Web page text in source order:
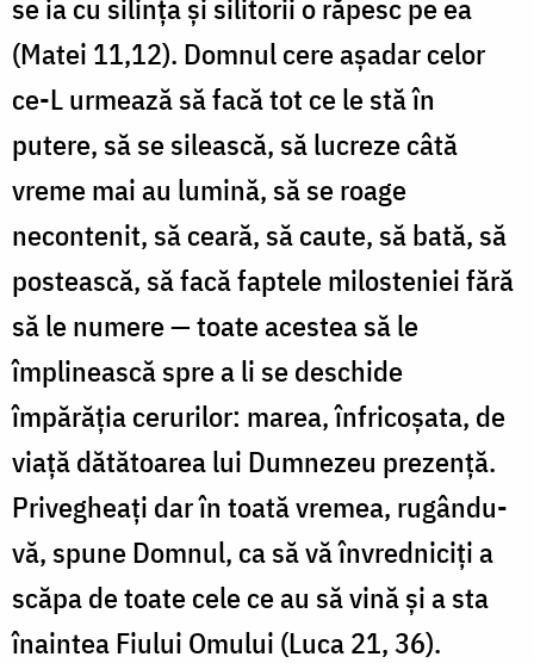
se ia cu silinţa şi silitorii o răpesc pe ea
(Matei 11,12). Domnul cere aşadar celor
ce-L urmează să facă tot ce le stă în
putere, să se silească, să lucreze câtă
vreme mai au lumină, să se roage
necontenit, să ceară, să caute, să bată, să
postească, să facă faptele milosteniei fără
să le numere — toate acestea să le
împlinească spre a li se deschide
împărăţia ceru­rilor: marea, înfricoşata, de
viaţă dătătoarea lui Dumnezeu prezen­ţă.
Privegheaţi dar în toată vremea, rugându-
vă, spune Domnul, ca să vă învredniciţi a
scăpa de toate cele ce au să vină şi a sta
înaintea Fiului Omului (Luca 21, 36).